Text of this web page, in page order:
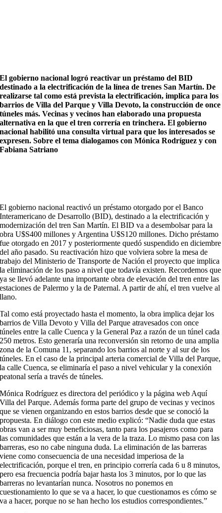
El gobierno nacional logró reactivar un préstamo del BID
destinado a la electrificación de la línea de trenes San Martín. De
realizarse tal como está prevista la electrificación, implica para los
barrios de Villa del Parque y Villa Devoto, la construcción de once
túneles más. Vecinas y vecinos han elaborado una propuesta
alternativa en la que el tren correría en trinchera. El gobierno
nacional habilitó una consulta virtual para que los interesados se
expresen. Sobre el tema dialogamos con Mónica Rodríguez y con
Fabiana Satriano
El gobierno nacional reactivó un préstamo otorgado por el Banco
Interamericano de Desarrollo (BID), destinado a la electrificación y
modernización del tren San Martín. El BID va a desembolsar para la
obra U$S400 millones y Argentina U$S120 millones. Dicho préstamo
fue otorgado en 2017 y posteriormente quedó suspendido en diciembre
del año pasado. Su reactivación hizo que volviera sobre la mesa de
trabajo del Ministerio de Transporte de Nación el proyecto que implica
la eliminación de los paso a nivel que todavía existen. Recordemos que
ya se llevó adelante una importante obra de elevación del tren entre las
estaciones de Palermo y la de Paternal. A partir de ahí, el tren vuelve al
llano.
Tal como está proyectado hasta el momento, la obra implica dejar los
barrios de Villa Devoto y Villa del Parque atravesados con once
túneles entre la calle Cuenca y la General Paz a razón de un túnel cada
250 metros. Esto generaría una reconversión sin retorno de una amplia
zona de la Comuna 11, separando los barrios al norte y al sur de los
túneles. En el caso de la principal arteria comercial de Villa del Parque,
la calle Cuenca, se eliminaría el paso a nivel vehicular y la conexión
peatonal sería a través de túneles.
Mónica Rodríguez es directora del periódico y la página web Aquí
Villa del Parque. Además forma parte del grupo de vecinas y vecinos
que se vienen organizando en estos barrios desde que se conoció la
propuesta. En diálogo con este medio explicó: “Nadie duda que estas
obras van a ser muy beneficiosas, tanto para los pasajeros como para
las comunidades que están a la vera de la traza. Lo mismo pasa con las
barreras, eso no cabe ninguna duda. La eliminación de las barreras
viene como consecuencia de una necesidad imperiosa de la
electrificación, porque el tren, en principio correría cada 6 u 8 minutos,
pero esa frecuencia podría bajar hasta los 3 minutos, por lo que las
barreras no levantarían nunca. Nosotros no ponemos en
cuestionamiento lo que se va a hacer, lo que cuestionamos es cómo se
va a hacer, porque no se han hecho los estudios correspondientes.”